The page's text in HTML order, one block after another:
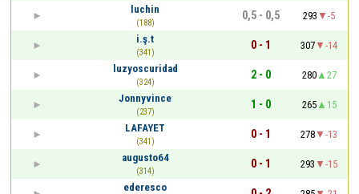
luchin
(188)
0,5 - 0,5 293
-5
i.ş.t
(341)
0 - 1 307
-14
luzyoscuridad
(324)
2 - 0 280
27
Jonnyvince
(237)
1 - 0 265
15
LAFAYET
(341)
0 - 1 278
-13
augusto64
(314)
0 - 1 293
-15
ederesco